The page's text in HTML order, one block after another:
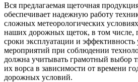
Вся предлагаемая щеточная
обеспечивает надежную работу
сложных метеорологических
наших дорожных щеток, в том числе,
сроки эксплуатации и
мероприятий при соблюдении
должна учитывать грамотный выбор
их ворса в зависимости от времени
дорожных условий.